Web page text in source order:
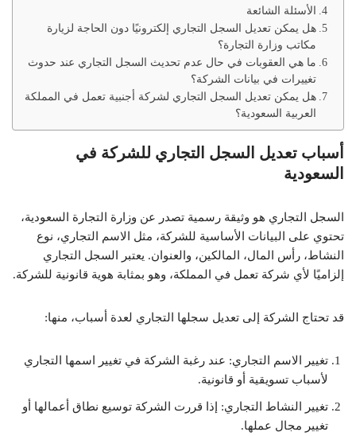
الأسئلة الشائعة
هل يمكن تعديل السجل التجاري إلكترونيًا دون الحاجة لزيارة
مكاتب وزارة التجارة؟
ما هي العقوبات في حال عدم تحديث السجل التجاري عند حدوث
تغييرات في بيانات الشركة؟
هل يمكن تعديل السجل التجاري لشركة أجنبية تعمل في المملكة
العربية السعودية؟
أسباب تعديل السجل التجاري للشركة في
السعودية
السجل التجاري هو وثيقة رسمية تصدر عن وزارة التجارة السعودية،
تحتوي على البيانات الأساسية للشركة، مثل الاسم التجاري، نوع
النشاط، رأس المال، المالكين، والعنوان. يعتبر السجل التجاري
إلزاميًا لأي شركة تعمل في المملكة، وهو بمثابة هوية قانونية للشركة.
قد تحتاج الشركة إلى تعديل سجلها التجاري لعدة أسباب، منها:
تغيير الاسم التجاري: عند رغبة الشركة في تغيير اسمها التجاري
لأسباب تسويقية أو قانونية.
تغيير النشاط التجاري: إذا قررت الشركة توسيع نطاق أعمالها أو
تغيير مجال عملها.